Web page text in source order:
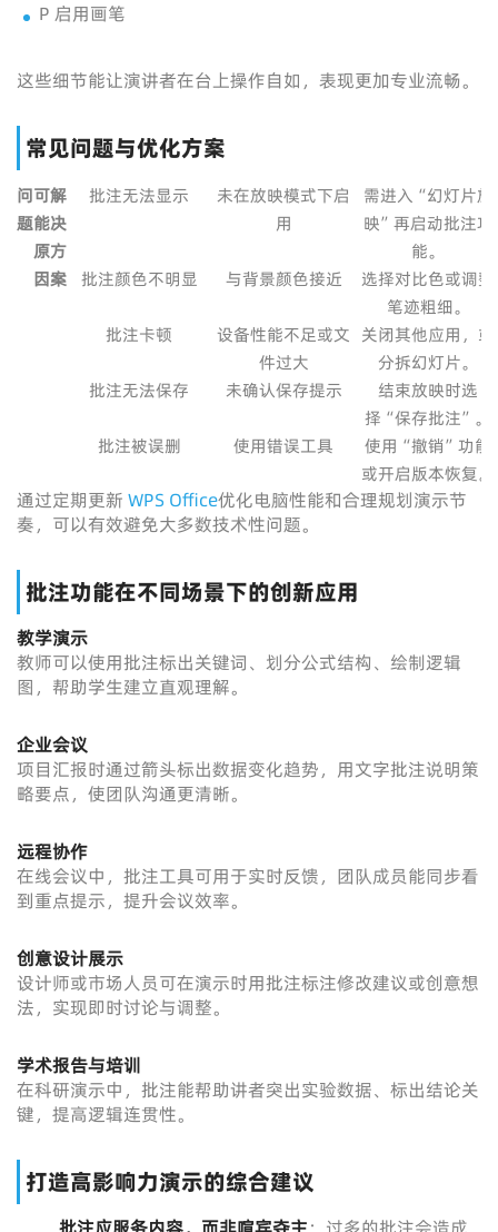
P 启用画笔
这些细节能让演讲者在台上操作自如，表现更加专业流畅。
常见问题与优化方案
问
题
可
能
原
因
解
决
方
案
批注无法显示
未在放映模式下启
用
需进入“幻灯片放
映”再启动批注功
能。
批注颜色不明显
与背景颜色接近
选择对比色或调整
笔迹粗细。
批注卡顿
设备性能不足或文
件过大
关闭其他应用，或
分拆幻灯片。
批注无法保存
未确认保存提示
结束放映时选
择“保存批注”。
批注被误删
使用错误工具
使用“撤销”功能
或开启版本恢复。
通过定期更新 WPS Office优化电脑性能和合理规划演示节
奏，可以有效避免大多数技术性问题。
批注功能在不同场景下的创新应用
教学演示
教师可以使用批注标出关键词、划分公式结构、绘制逻辑
图，帮助学生建立直观理解。
企业会议
项目汇报时通过箭头标出数据变化趋势，用文字批注说明策
略要点，使团队沟通更清晰。
远程协作
在线会议中，批注工具可用于实时反馈，团队成员能同步看
到重点提示，提升会议效率。
创意设计展示
设计师或市场人员可在演示时用批注标注修改建议或创意想
法，实现即时讨论与调整。
学术报告与培训
在科研演示中，批注能帮助讲者突出实验数据、标出结论关
键，提高逻辑连贯性。
打造高影响力演示的综合建议